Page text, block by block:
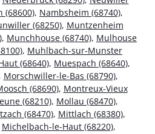
(68600), Nambsheim (68740),
(68250), Muntzenheim
, Munchhouse (68740), Mulhouse
, Muhlbach-sur-Munster
(68640), Muespach (68640),
Morschwiller-le-Bas (68790),
(68690), Montreux-Vieux
(68210), Mollau (68470),
(68470), Mittlach (68380),
Michelbach-le-Haut (68220),